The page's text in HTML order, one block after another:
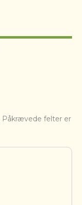
Påkrævede felter er